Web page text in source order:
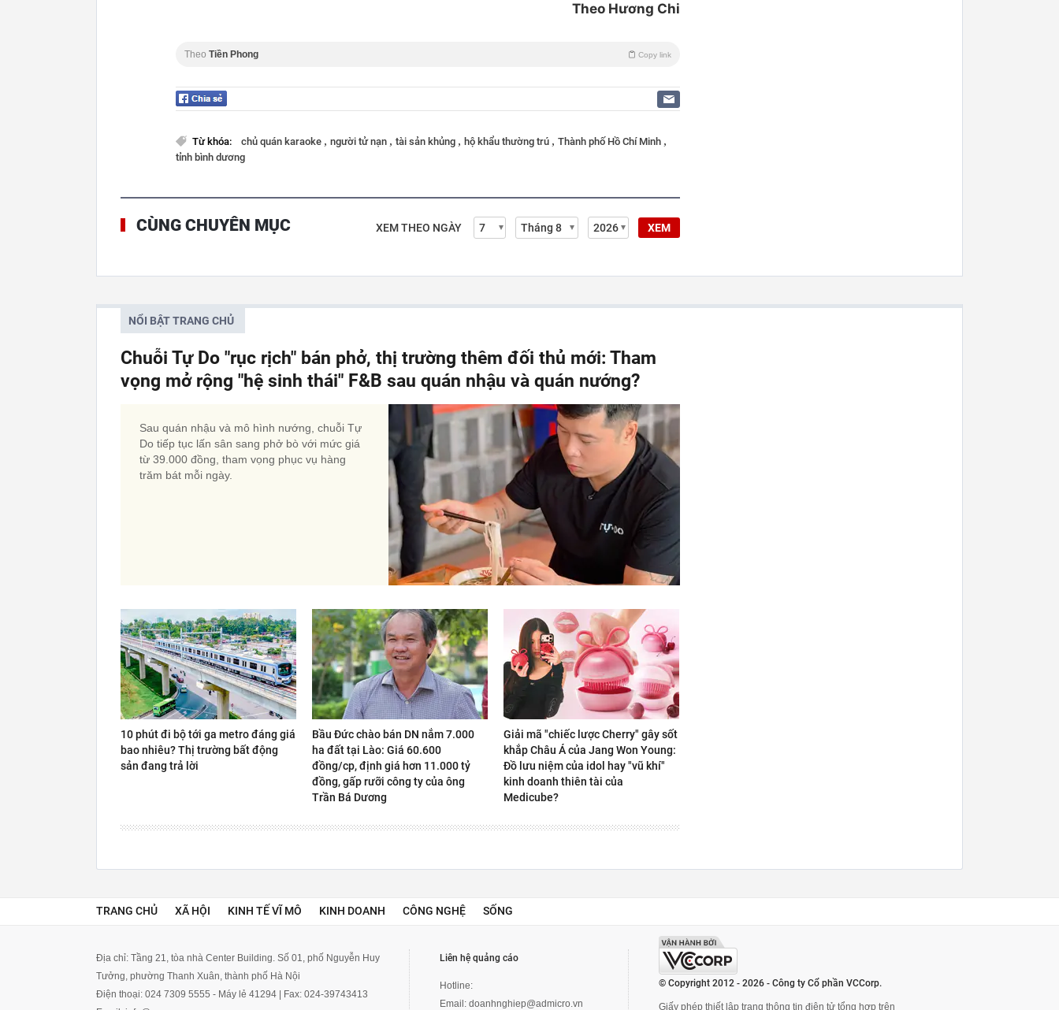
Theo Hương Chi
Theo Tiền Phong Copy link
Từ khóa: chủ quán karaoke , người tử nạn , tài sản khủng , hộ khẩu thường trú , Thành phố Hồ Chí Minh ,
tỉnh bình dương
CÙNG CHUYÊN MỤC XEM THEO NGÀY XEM
NỔI BẬT TRANG CHỦ
Chuỗi Tự Do "rục rịch" bán phở, thị trường thêm đối thủ mới: Tham
vọng mở rộng "hệ sinh thái" F&B sau quán nhậu và quán nướng?
Sau quán nhậu và mô hình nướng, chuỗi Tự
Do tiếp tục lấn sân sang phở bò với mức giá
từ 39.000 đồng, tham vọng phục vụ hàng
trăm bát mỗi ngày.
10 phút đi bộ tới ga metro đáng giá
bao nhiêu? Thị trường bất động
sản đang trả lời
Bầu Đức chào bán DN nắm 7.000
ha đất tại Lào: Giá 60.600
đồng/cp, định giá hơn 11.000 tỷ
đồng, gấp rưỡi công ty của ông
Trần Bá Dương
Giải mã "chiếc lược Cherry" gây sốt
khắp Châu Á của Jang Won Young:
Đồ lưu niệm của idol hay "vũ khí"
kinh doanh thiên tài của
Medicube?
TRANG CHỦ XÃ HỘI KINH TẾ VĨ MÔ KINH DOANH CÔNG NGHỆ SỐNG
Địa chỉ: Tầng 21, tòa nhà Center Building. Số 01, phố Nguyễn Huy
Tưởng, phường Thanh Xuân, thành phố Hà Nội
Điện thoại: 024 7309 5555 - Máy lẻ 41294 | Fax: 024-39743413
Liên hệ quảng cáo
Hotline:
Email: doanhnghiep@admicro.vn
© Copyright 2012 - 2026 - Công ty Cổ phần VCCorp.
Giấy phép thiết lập trang thông tin điện tử tổng hợp trên